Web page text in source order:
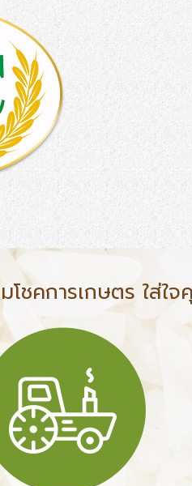
โชคการเกษตร ใส่ใ